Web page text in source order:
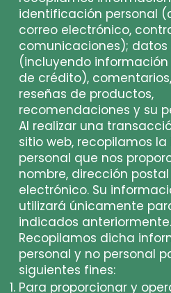
identificación personal
correo electrónico,
comunicaciones);
(incluyendo
de crédito),
reseñas de productos,
recomendaciones y su
Al realizar una
sitio web, recopilamos
personal que nos
nombre, dirección
electrónico. Su
utilizará únicamente
indicados anteriormente.
Recopilamos dicha
personal y no personal
siguientes fines:
Para proporcionar y